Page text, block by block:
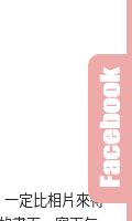
定比相片來得